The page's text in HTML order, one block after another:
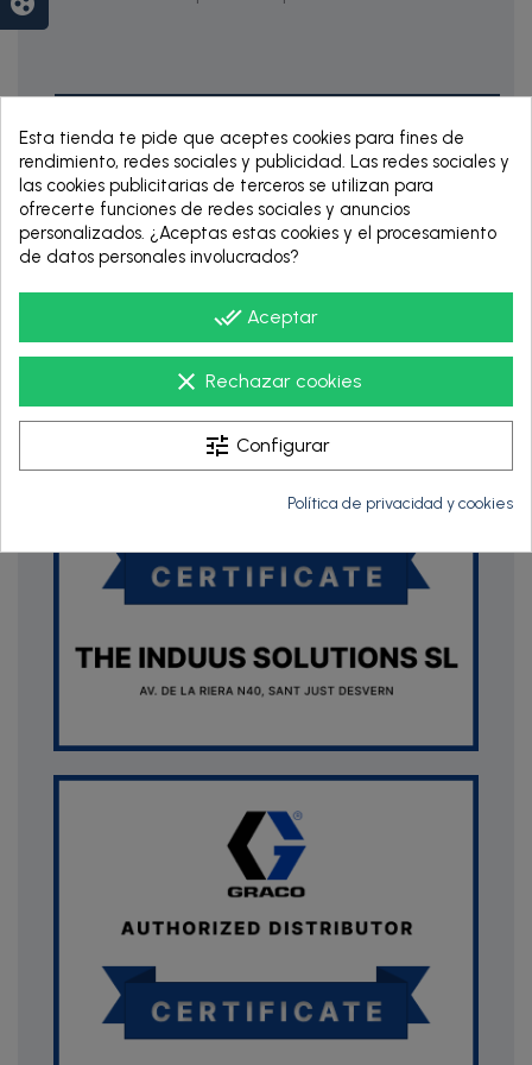
RENTING DE 12
Esta tienda te pide que aceptes cookies para fines de
rendimiento, redes sociales y publicidad. Las redes sociales y
las cookies publicitarias de terceros se utilizan para
ofrecerte funciones de redes sociales y anuncios
personalizados. ¿Aceptas estas cookies y el procesamiento
de datos personales involucrados?
done_all Aceptar
clear Rechazar cookies
tune Configurar
Política de privacidad y cookies